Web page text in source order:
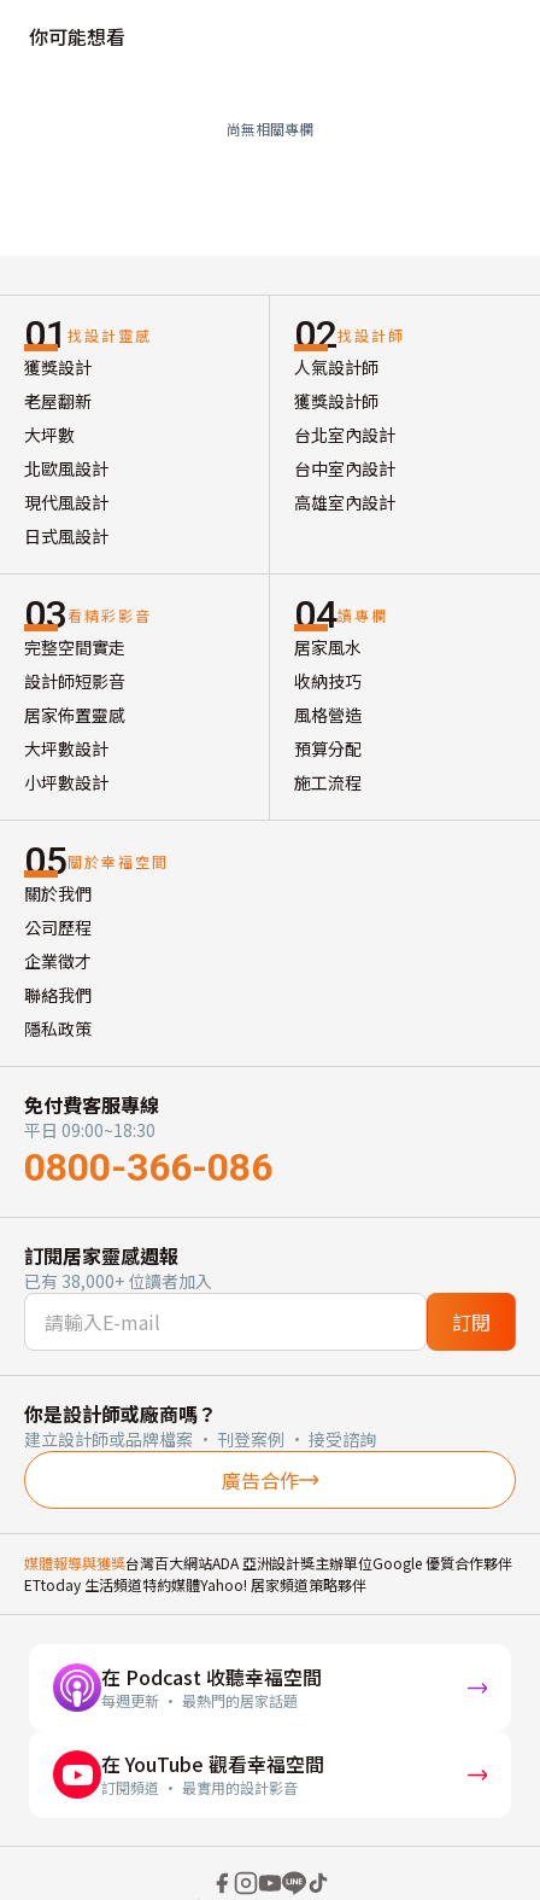
你可能想看
尚無相關專欄
01 找設計靈感
獲獎設計
老屋翻新
大坪數
北歐風設計
現代風設計
日式風設計
02找設計師
人氣設計師
獲獎設計師
台北室內設計
台中室內設計
高雄室內設計
03看精彩影音
完整空間實走
設計師短影音
居家佈置靈感
大坪數設計
小坪數設計
04讀專欄
居家風水
收納技巧
風格營造
預算分配
施工流程
05關於幸福空間
關於我們
公司歷程
企業徵才
聯絡我們
隱私政策
免付費客服專線
平日 09:00~18:30
0800-366-086
訂閱居家靈感週報
已有 38,000+ 位讀者加入
訂閱
你是設計師或廠商嗎？
建立設計師或品牌檔案 · 刊登案例 · 接受諮詢
廣告合作
媒體報導與獲獎台灣百大網站ADA 亞洲設計獎主辦單位Google 優質合作夥伴
ETtoday 生活頻道特約媒體Yahoo! 居家頻道策略夥伴
在 Podcast 收聽幸福空間
每週更新 · 最熱門的居家話題
在 YouTube 觀看幸福空間
訂閱頻道 · 最實用的設計影音